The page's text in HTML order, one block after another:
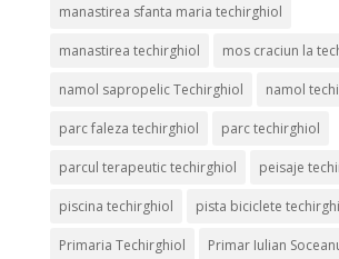
manastirea sfanta maria techirghiol
manastirea techirghiol mos craciun la
namol sapropelic Techirghiol namol
parc faleza techirghiol parc techirghiol
parcul terapeutic techirghiol peisaje
piscina techirghiol pista biciclete
Primaria Techirghiol Primar Iulian